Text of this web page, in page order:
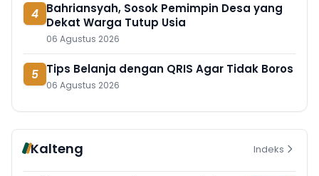
4 Bahriansyah, Sosok Pemimpin Desa yang
Dekat Warga Tutup Usia
06 Agustus 2026
5 Tips Belanja dengan QRIS Agar Tidak Boros
06 Agustus 2026
Kalteng Indeks